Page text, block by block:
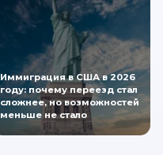
Иммиграция в США в 2026
году: почему переезд стал
сложнее, но возможностей
меньше не стало